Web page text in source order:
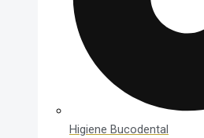
Higiene Bucodental